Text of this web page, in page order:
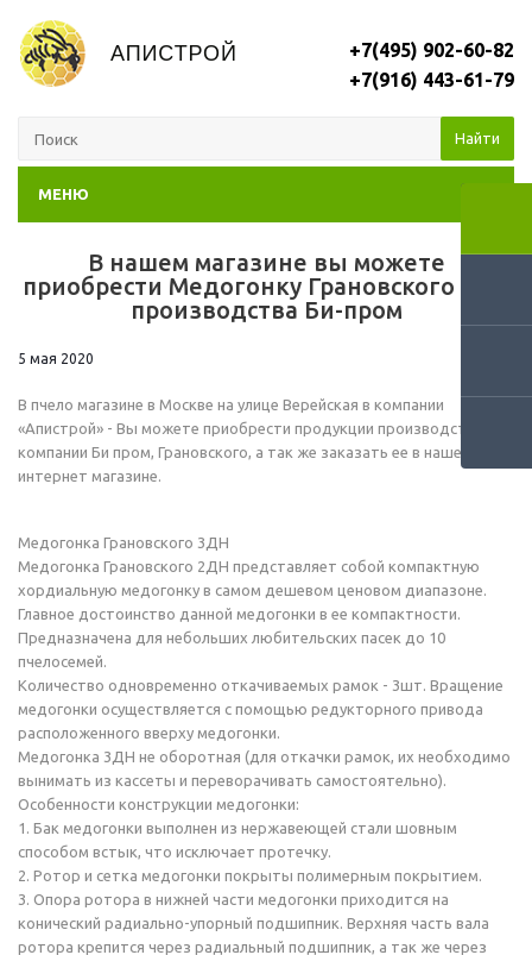
+7(495) 902-60-82
+7(916) 443-61-79
Найти
МЕНЮ
В нашем магазине вы можете
приобрести Медогонку Грановского 3ДН
производства Би-пром
5 мая 2020
В пчело магазине в Москве на улице Верейская в компании
«Апистрой» - Вы можете приобрести продукции производства
компании Би пром, Грановского, а так же заказать ее в нашем
интернет магазине.
Медогонка Грановского 3ДН
Медогонка Грановского 2ДН представляет собой компактную
хордиальную медогонку в самом дешевом ценовом диапазоне.
Главное достоинство данной медогонки в ее компактности.
Предназначена для небольших любительских пасек до 10
пчелосемей.
Количество одновременно откачиваемых рамок - 3шт. Вращение
медогонки осуществляется с помощью редукторного привода
расположенного вверху медогонки.
Медогонка 3ДН не оборотная (для откачки рамок, их необходимо
вынимать из кассеты и переворачивать самостоятельно).
Особенности конструкции медогонки:
1. Бак медогонки выполнен из нержавеющей стали шовным
способом встык, что исключает протечку.
2. Ротор и сетка медогонки покрыты полимерным покрытием.
3. Опора ротора в нижней части медогонки приходится на
конический радиально-упорный подшипник. Верхняя часть вала
ротора крепится через радиальный подшипник, а так же через